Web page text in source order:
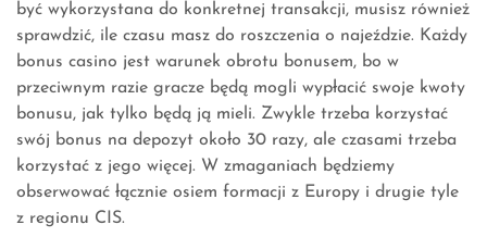
być wykorzystana do konkretnej transakcji, musisz również
sprawdzić, ile czasu masz do roszczenia o najeździe. Każdy
bonus casino jest warunek obrotu bonusem, bo w
przeciwnym razie gracze będą mogli wypłacić swoje kwoty
bonusu, jak tylko będą ją mieli. Zwykle trzeba korzystać
swój bonus na depozyt około 30 razy, ale czasami trzeba
korzystać z jego więcej. W zmaganiach będziemy
obserwować łącznie osiem formacji z Europy i drugie tyle
z regionu CIS.